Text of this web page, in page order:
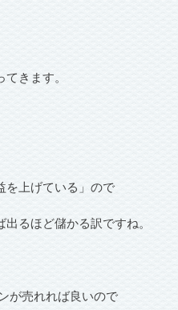
きます。
を上げている」ので
るほど儲かる訳ですね。
が売れれば良いので